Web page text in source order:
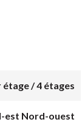
étage / 4 étages
est Nord-ouest